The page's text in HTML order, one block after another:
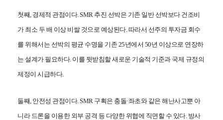
첫째, 경제적 관점이다. SMR 추진 선박은 기존 일반 선박보다 건조비
가 최소 두 배 이상 비쌀 것으로 예상된다. 따라서 선주의 투자금 회수
를 위해서는 선박의 평균 수명을 기존 25년에서 50년 이상으로 연장하
는 설계가 필요하다. 이를 뒷받침할 새로운 기술적 기준과 국제 규정의
제정이 시급하다.
둘째, 안전성 관점이다. SMR 구획은 충돌·좌초와 같은 해난사고뿐 아
니라 드론을 이용한 외부 공격 등 다양한 위협에 직면할 수 있다. 방사